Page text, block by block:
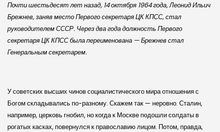
Почти шестьдесят лет назад, 14 октября 1964 года, Леонид Ильич
Брежнев, заняв место Первого секретаря ЦК КПСС, стал
руководителем СССР. Через два года должность Первого
секретаря ЦК КПСС была переименована — Брежнев стал
Генеральным секретарем.
У советских высших чинов социалистического мира отношения с
Богом складывались по-разному. Скажем так — неровно. Сталин,
например, церковь гнобил, но когда к Москве подошли солдаты в
рогатых касках, повернулся к православию лицом. Потом, правда,